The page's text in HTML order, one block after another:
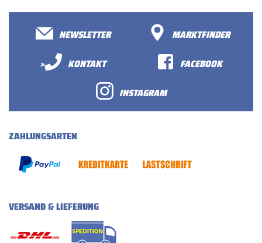
NEWSLETTER
MARKTFINDER
>
KONTAKT
FACEBOOK
INSTAGRAM
ZAHLUNGSARTEN
VERSAND & LIEFERUNG